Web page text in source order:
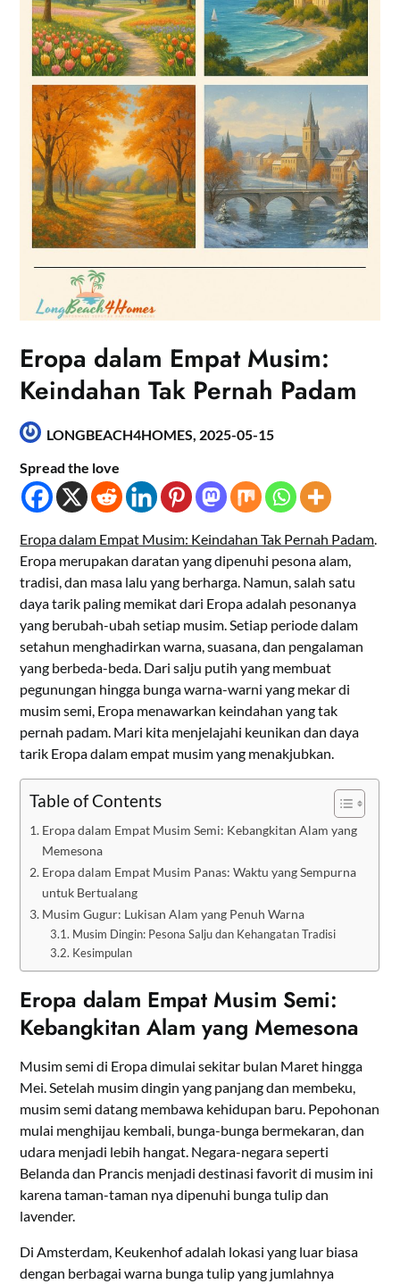
Eropa dalam Empat Musim:
Keindahan Tak Pernah Padam
LONGBEACH4HOMES, 2025-05-15
Spread the love
Eropa dalam Empat Musim: Keindahan Tak Pernah Padam.
Eropa merupakan daratan yang dipenuhi pesona alam,
tradisi, dan masa lalu yang berharga. Namun, salah satu
daya tarik paling memikat dari Eropa adalah pesonanya
yang berubah-ubah setiap musim. Setiap periode dalam
setahun menghadirkan warna, suasana, dan pengalaman
yang berbeda-beda. Dari salju putih yang membuat
pegunungan hingga bunga warna-warni yang mekar di
musim semi, Eropa menawarkan keindahan yang tak
pernah padam. Mari kita menjelajahi keunikan dan daya
tarik Eropa dalam empat musim yang menakjubkan.
Table of Contents
Eropa dalam Empat Musim Semi: Kebangkitan Alam yang
Memesona
Eropa dalam Empat Musim Panas: Waktu yang Sempurna
untuk Bertualang
Musim Gugur: Lukisan Alam yang Penuh Warna
Musim Dingin: Pesona Salju dan Kehangatan Tradisi
Kesimpulan
Eropa dalam Empat Musim Semi:
Kebangkitan Alam yang Memesona
Musim semi di Eropa dimulai sekitar bulan Maret hingga
Mei. Setelah musim dingin yang panjang dan membeku,
musim semi datang membawa kehidupan baru. Pepohonan
mulai menghijau kembali, bunga-bunga bermekaran, dan
udara menjadi lebih hangat. Negara-negara seperti
Belanda dan Prancis menjadi destinasi favorit di musim ini
karena taman-taman nya dipenuhi bunga tulip dan
lavender.
Di Amsterdam, Keukenhof adalah lokasi yang luar biasa
dengan berbagai warna bunga tulip yang jumlahnya